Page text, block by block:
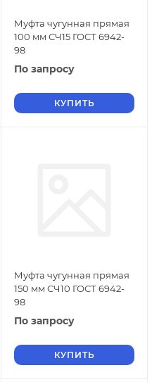
Муфта чугунная прямая
100 мм СЧ15 ГОСТ 6942-
98
По запросу
КУПИТЬ
Муфта чугунная прямая
150 мм СЧ10 ГОСТ 6942-
98
По запросу
КУПИТЬ